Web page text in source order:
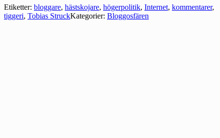
Etiketter: bloggare, hästskojare, högerpolitik, Internet, kommentarer,
tiggeri, Tobias StruckKategorier: Bloggosfären